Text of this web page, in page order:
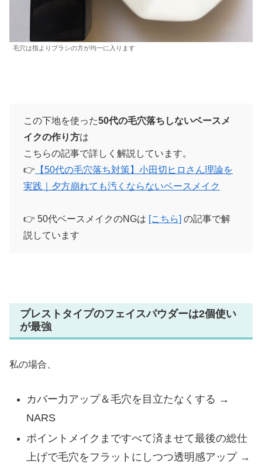
毛穴は指よりブラシの方が均一に入ります
この下地を使った50代の毛穴落ちしないベースメ
イクの作り方は
こちらの記事で詳しく解説しています。
👉 【50代の毛穴落ち対策】小田切ヒロさん理論を
実践｜夕方崩れても汚くならないベースメイク
👉 50代ベースメイクのNGは [こちら] の記事で解
説しています
プレストタイプのフェイスパウダーは2個使い
が最強
私の場合、
カバー力アップ＆毛穴を目立たなくする →
NARS
ポイントメイクまですべて済ませて最後の総仕
上げで毛穴をフラットにしつつ透明感アップ →